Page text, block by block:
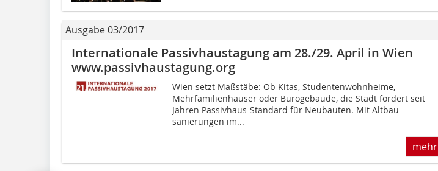
Ausgabe 03/2017
Internationale Passivhaustagung am 28./29. April in Wien
www.passivhaustagung.org
Wien setzt Maßstäbe: Ob Kitas, Studentenwohnheime,
Mehrfamilienhäuser oder Bürogebäude, die Stadt fordert seit
Jahren Passivhaus-Standard für Neubauten. Mit Altbau-
sanierungen im...
mehr